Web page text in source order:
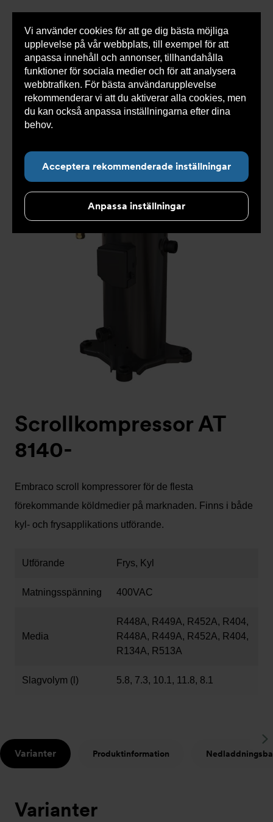
Vi använder cookies för att ge dig bästa möjliga
upplevelse på vår webbplats, till exempel för att
anpassa innehåll och annonser, tillhandahålla
funktioner för sociala medier och för att analysera
webbtrafiken. För bästa användarupplevelse
rekommenderar vi att du aktiverar alla cookies, men
du kan också anpassa inställningarna efter dina
behov.
Acceptera rekommenderade inställningar
Anpassa inställningar
0 varorSnabborder
Du
här:
Armatec > Produkter > Kyla >
Kompressorer och
aggregat
> Scrollkompressor >
Scrollkompressor AT
8140-
Scrollkompressor AT
8140-
Embraco scroll kompressorer för de flesta
förekommande köldmedier på marknaden. Finns i både
kyl- och frysapplikations utförande.
Utförande Frys, Kyl
Matningsspänning 400VAC
Media
R448A, R449A, R452A, R404,
R448A, R449A, R452A, R404,
R134A, R513A
Slagvolym (l) 5.8, 7.3, 10.1, 11.8, 8.1
Varianter Produktinformation
Varianter